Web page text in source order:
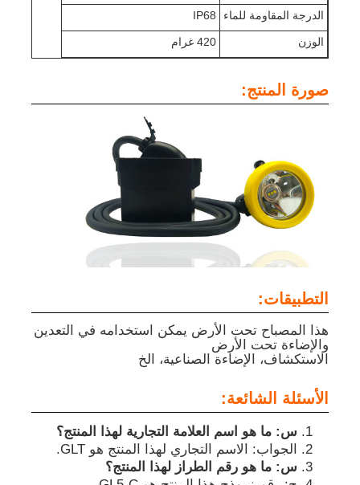
المنتجات التي تباع بسهولة
ضوء تحذير LED
مصدر الطاقة المحمول لتخزين الطاقة
ضوء LED عالي
الدرجة المقاومة للماء IP68
الوزن 420 غرام
صورة المنتج:
التطبيقات:
هذا المصباح تحت الأرض يمكن استخدامه في التعدين
والإضاءة تحت الأرض
الاستكشاف، الإضاءة الصناعية، الخ
الأسئلة الشائعة:
س: ما هو اسم العلامة التجارية لهذا المنتج؟
الجواب: الاسم التجاري لهذا المنتج هو GLT.
س: ما هو رقم الطراز لهذا المنتج؟